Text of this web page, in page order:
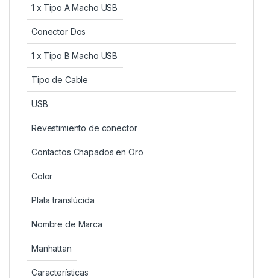
1 x Tipo A Macho USB
Conector Dos
1 x Tipo B Macho USB
Tipo de Cable
USB
Revestimiento de conector
Contactos Chapados en Oro
Color
Plata translúcida
Nombre de Marca
Manhattan
Características